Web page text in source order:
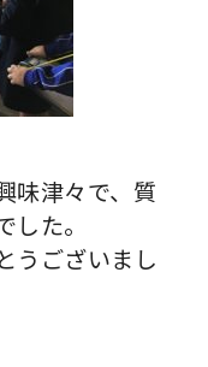
味津々で、質
た。
うございまし